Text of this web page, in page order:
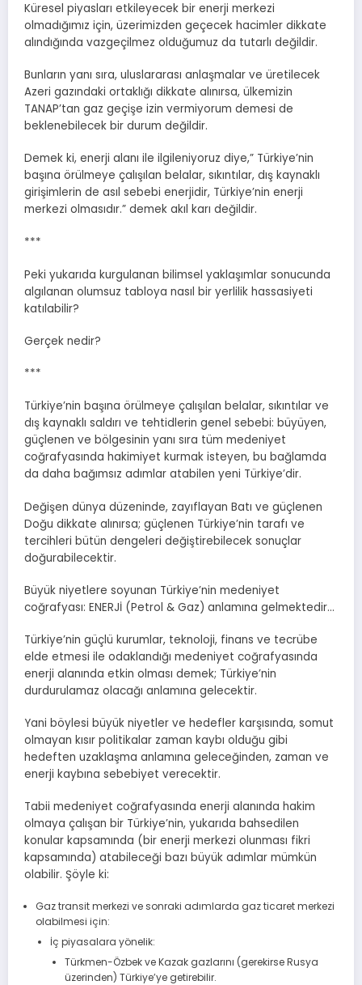
Küresel piyasları etkileyecek bir enerji merkezi
olmadığımız için, üzerimizden geçecek hacimler dikkate
alındığında vazgeçilmez olduğumuz da tutarlı değildir.
Bunların yanı sıra, uluslararası anlaşmalar ve üretilecek
Azeri gazındaki ortaklığı dikkate alınırsa, ülkemizin
TANAP’tan gaz geçişe izin vermiyorum demesi de
beklenebilecek bir durum değildir.
Demek ki, enerji alanı ile ilgileniyoruz diye,” Türkiye’nin
başına örülmeye çalışılan belalar, sıkıntılar, dış kaynaklı
girişimlerin de asıl sebebi enerjidir, Türkiye’nin enerji
merkezi olmasıdır.” demek akıl karı değildir.
***
Peki yukarıda kurgulanan bilimsel yaklaşımlar sonucunda
algılanan olumsuz tabloya nasıl bir yerlilik hassasiyeti
katılabilir?
Gerçek nedir?
***
Türkiye’nin başına örülmeye çalışılan belalar, sıkıntılar ve
dış kaynaklı saldırı ve tehtidlerin genel sebebi: büyüyen,
güçlenen ve bölgesinin yanı sıra tüm medeniyet
coğrafyasında hakimiyet kurmak isteyen, bu bağlamda
da daha bağımsız adımlar atabilen yeni Türkiye’dir.
Değişen dünya düzeninde, zayıflayan Batı ve güçlenen
Doğu dikkate alınırsa; güçlenen Türkiye’nin tarafı ve
tercihleri bütün dengeleri değiştirebilecek sonuçlar
doğurabilecektir.
Büyük niyetlere soyunan Türkiye’nin medeniyet
coğrafyası: ENERJİ (Petrol & Gaz) anlamına gelmektedir…
Türkiye’nin güçlü kurumlar, teknoloji, finans ve tecrübe
elde etmesi ile odaklandığı medeniyet coğrafyasında
enerji alanında etkin olması demek; Türkiye’nin
durdurulamaz olacağı anlamına gelecektir.
Yani böylesi büyük niyetler ve hedefler karşısında, somut
olmayan kısır politikalar zaman kaybı olduğu gibi
hedeften uzaklaşma anlamına geleceğinden, zaman ve
enerji kaybına sebebiyet verecektir.
Tabii medeniyet coğrafyasında enerji alanında hakim
olmaya çalışan bir Türkiye’nin, yukarıda bahsedilen
konular kapsamında (bir enerji merkezi olunması fikri
kapsamında) atabileceği bazı büyük adımlar mümkün
olabilir. Şöyle ki:
Gaz transit merkezi ve sonraki adımlarda gaz ticaret merkezi
olabilmesi için:
İç piyasalara yönelik:
Türkmen-Özbek ve Kazak gazlarını (gerekirse Rusya
üzerinden) Türkiye’ye getirebilir.